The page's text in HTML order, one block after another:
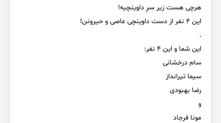
هرچی هست زیر سرِ داوینچیه!
این ۴ نفر از دست داوینچی عاصی و حیرونن!
.
این شما و این ۴ نفر:
سام درخشانی
سیما تیرانداز
رضا بهبودی
و
مونا فرجاد